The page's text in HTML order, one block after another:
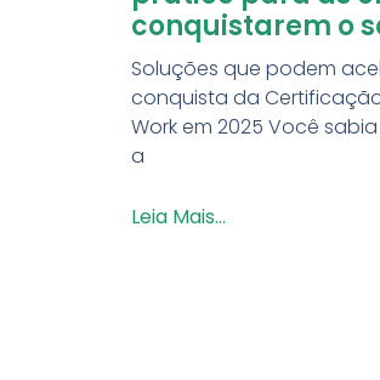
conquistarem o
Soluções que podem
conquista da
Work em 2025 Você
a
Leia Mais...